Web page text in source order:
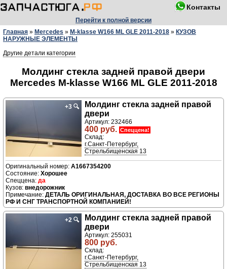
Контакты
Перейти к полной версии
Главная » Mercedes » M-klasse W166 ML GLE 2011-2018 » КУЗОВ
НАРУЖНЫЕ ЭЛЕМЕНТЫ
Другие детали категории
Молдинг стекла задней правой двери
Mercedes M-klasse W166 ML GLE 2011-2018
+3 🔍
Молдинг стекла задней правой
двери
Артикул: 232466
400 руб. Спеццена!
Склад:
г.Санкт-Петербург,
Стрельбищенская 13
A1667354200
Хорошее
да
внедорожник
ДЕТАЛЬ ОРИГИНАЛЬНАЯ, ДОСТАВКА ВО ВСЕ РЕГИОНЫ
РФ И СНГ ТРАНСПОРТНОЙ КОМПАНИЕЙ!
+2 🔍
Молдинг стекла задней правой
двери
Артикул: 255031
800 руб.
Склад:
г.Санкт-Петербург,
Стрельбищенская 13